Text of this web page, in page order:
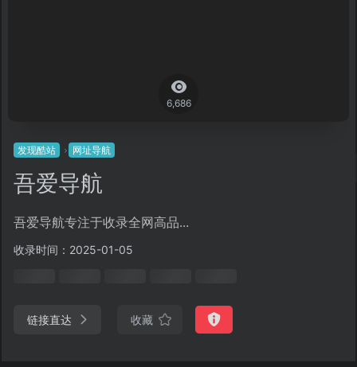
6,686
发现酷站 网址导航
吾爱导航
吾爱导航专注于收录全网高品...
收录时间：2025-01-05
链接直达 收藏